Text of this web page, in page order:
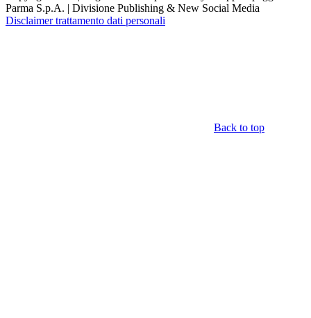
Parma S.p.A. | Divisione Publishing & New Social Media
Disclaimer trattamento dati personali
Back to top